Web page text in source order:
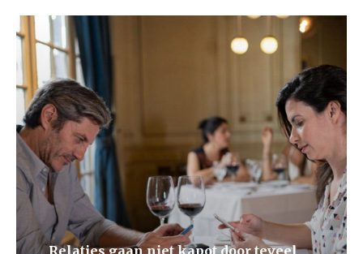
Relaties gaan niet kapot door teveel